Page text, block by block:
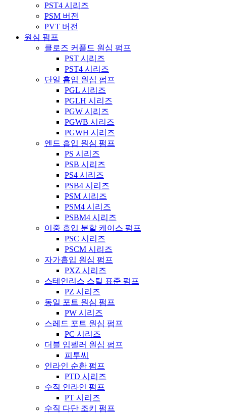
PST4 시리즈
PSM 버전
PVT 버전
원심 펌프
클로즈 커플드 원심 펌프
PST 시리즈
PST4 시리즈
단일 흡입 원심 펌프
PGL 시리즈
PGLH 시리즈
PGW 시리즈
PGWB 시리즈
PGWH 시리즈
엔드 흡입 원심 펌프
PS 시리즈
PSB 시리즈
PS4 시리즈
PSB4 시리즈
PSM 시리즈
PSM4 시리즈
PSBM4 시리즈
이중 흡입 분할 케이스 펌프
PSC 시리즈
PSCM 시리즈
자가흡입 원심 펌프
PXZ 시리즈
스테인리스 스틸 표준 펌프
PZ 시리즈
동일 포트 원심 펌프
PW 시리즈
스레드 포트 원심 펌프
PC 시리즈
더블 임펠러 원심 펌프
피투씨
인라인 순환 펌프
PTD 시리즈
수직 인라인 펌프
PT 시리즈
수직 다단 조키 펌프